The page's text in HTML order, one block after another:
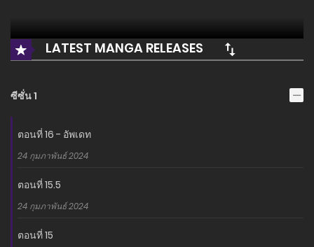
LATEST MANGA RELEASES
ซีซั่น 1
ตอนที่ 16 - อัพเดท
24 กุมภาพันธ์ 2024
ตอนที่ 15.5
24 กุมภาพันธ์ 2024
ตอนที่ 15